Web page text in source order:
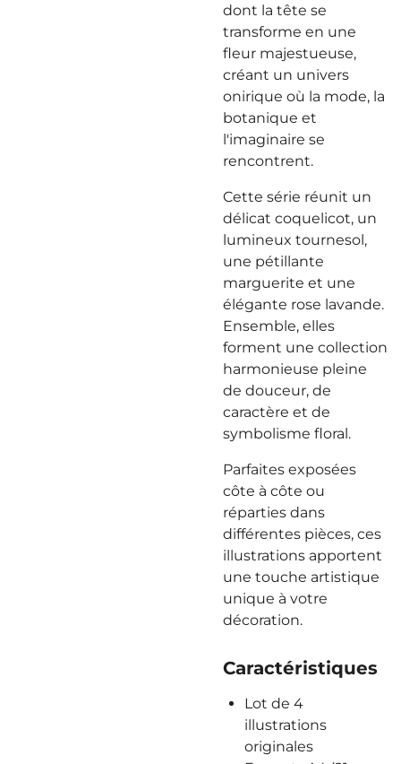
dont la tête se
transforme en une
fleur majestueuse,
créant un univers
onirique où la mode, la
botanique et
l'imaginaire se
rencontrent.
Cette série réunit un
délicat coquelicot, un
lumineux tournesol,
une pétillante
marguerite et une
élégante rose lavande.
Ensemble, elles
forment une collection
harmonieuse pleine
de douceur, de
caractère et de
symbolisme floral.
Parfaites exposées
côte à côte ou
réparties dans
différentes pièces, ces
illustrations apportent
une touche artistique
unique à votre
décoration.
Caractéristiques
Lot de 4
illustrations
originales